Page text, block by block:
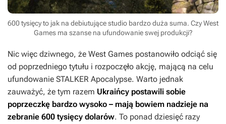
600 tysięcy to jak na debiutujące studio bardzo duża suma. Czy West
Games ma szanse na ufundowanie swej produkcji?
Nic więc dziwnego, że West Games postanowiło odciąć się
od poprzedniego tytułu i rozpoczęło akcję, mającą na celu
ufundowanie STALKER Apocalypse. Warto jednak
zauważyć, że tym razem Ukraińcy postawili sobie
poprzeczkę bardzo wysoko – mają bowiem nadzieje na
zebranie 600 tysięcy dolarów. To ponad dziesięć razy